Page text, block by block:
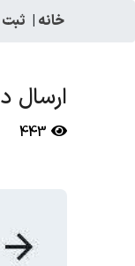
خانه |
ارسال
443